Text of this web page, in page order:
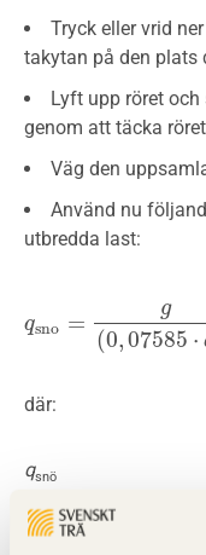
Tryck eller vrid
takytan på den plats
Lyft upp röret
genom att täcka
Väg den
Använd nu
utbredda last:
qsno =
g
(0,07585 ⋅
qsno =g 0,07585⋅d2)
där:
qsnö